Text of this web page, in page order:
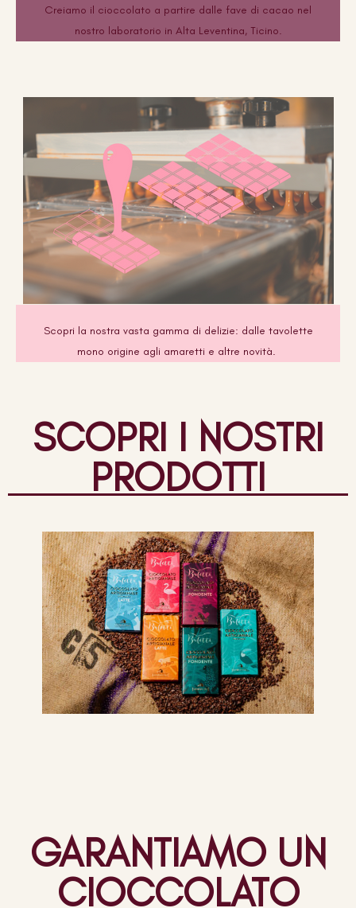
Creiamo il cioccolato a partire dalle fave di cacao nel
nostro laboratorio in Alta Leventina, Ticino.
Scopri la nostra vasta gamma di delizie: dalle tavolette
mono origine agli amaretti e altre novità.
SCOPRI I NOSTRI
PRODOTTI
GARANTIAMO UN
CIOCCOLATO